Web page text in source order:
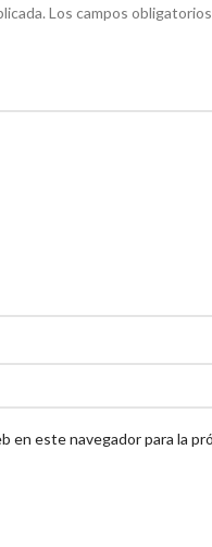
Los campos
en este navegador para la